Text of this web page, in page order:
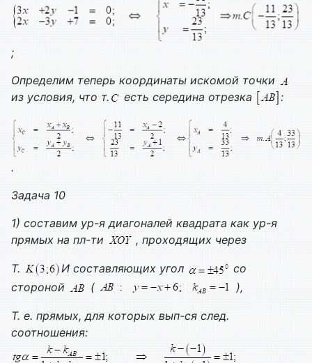
;
Определим теперь координаты искомой точки
из условия, что т.
есть середина отрезка :
.
Задача 10
1) составим ур-я диагоналей квадрата как ур-я
прямых на пл-ти
, проходящих через
Т. И составляющих угол
со
стороной
( ),
Т. е. прямых, для которых вып-ся след.
соотношения: